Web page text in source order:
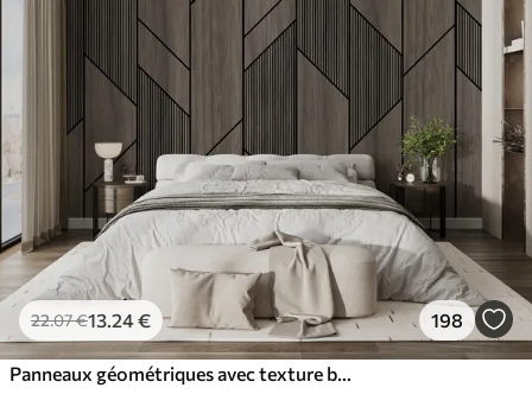
22.07€13 .24€ 198